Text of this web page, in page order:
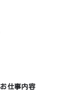
お仕事内容